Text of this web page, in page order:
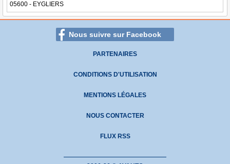
05600 - EYGLIERS
Nous suivre sur Facebook
PARTENAIRES
CONDITIONS D'UTILISATION
MENTIONS LÉGALES
NOUS CONTACTER
FLUX RSS